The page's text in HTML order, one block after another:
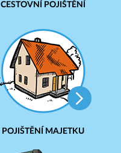
CESTOVNÍ POJIŠTĚNÍ
POJIŠTĚNÍ MAJETKU